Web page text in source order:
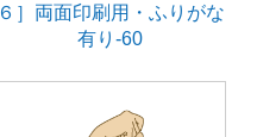
６］両面印刷用・ふりがな
有り-60